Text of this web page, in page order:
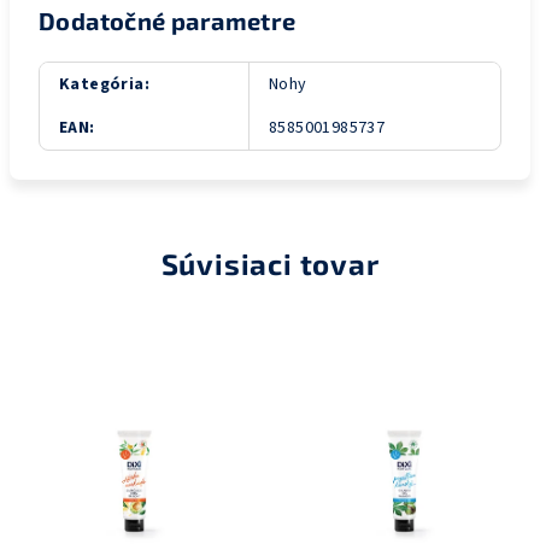
Dodatočné parametre
Kategória:
Nohy
EAN: 8585001985737
Súvisiaci tovar